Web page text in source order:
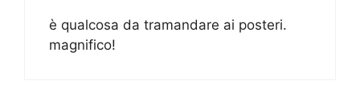
è qualcosa da tramandare ai posteri.
magnifico!